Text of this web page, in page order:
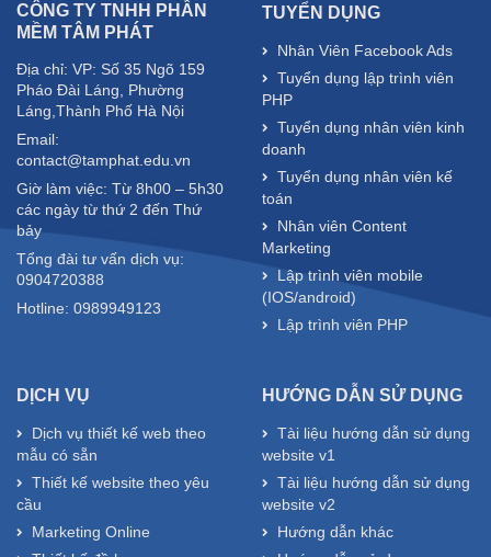
CÔNG TY TNHH PHẦN
MỀM TÂM PHÁT
Địa chỉ: VP: Số 35 Ngõ 159
Pháo Đài Láng, Phường
Láng,Thành Phố Hà Nội
Email:
contact@tamphat.edu.vn
Giờ làm việc: Từ 8h00 – 5h30
các ngày từ thứ 2 đến Thứ
bảy
Tổng đài tư vấn dịch vụ:
0904720388
Hotline: 0989949123
TUYỂN DỤNG
Nhân Viên Facebook Ads
Tuyển dụng lập trình viên
PHP
Tuyển dụng nhân viên kinh
doanh
Tuyển dụng nhân viên kế
toán
Nhân viên Content
Marketing
Lập trình viên mobile
(IOS/android)
Lập trình viên PHP
DỊCH VỤ
Dịch vụ thiết kế web theo
mẫu có sẵn
Thiết kế website theo yêu
cầu
Marketing Online
HƯỚNG DẪN SỬ DỤNG
Tài liệu hướng dẫn sử dụng
website v1
Tài liệu hướng dẫn sử dụng
website v2
Hướng dẫn khác